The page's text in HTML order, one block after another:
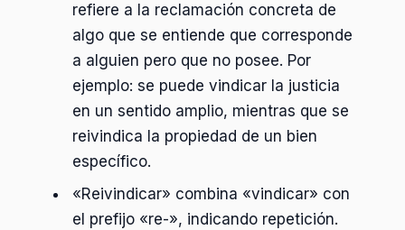
refiere a la reclamación concreta de
algo que se entiende que corresponde
a alguien pero que no posee. Por
ejemplo: se puede vindicar la justicia
en un sentido amplio, mientras que se
reivindica la propiedad de un bien
específico.
«Reivindicar» combina «vindicar» con
el prefijo «re-», indicando repetición.